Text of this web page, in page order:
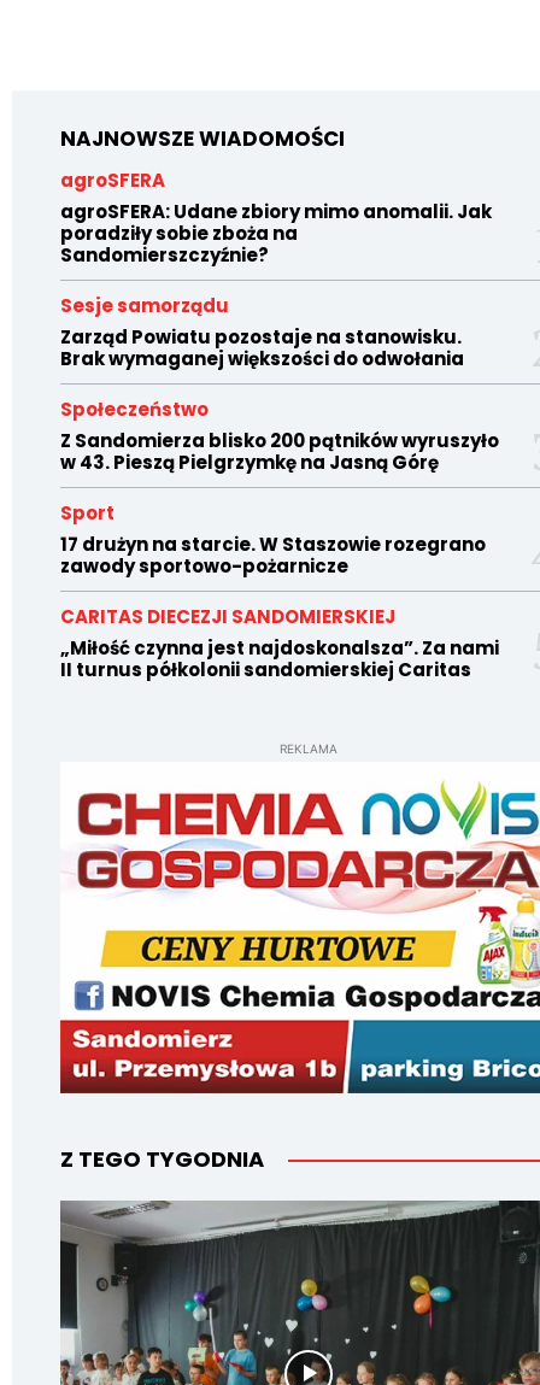
NAJNOWSZE WIADOMOŚCI
agroSFERA
agroSFERA: Udane zbiory mimo anomalii. Jak
poradziły sobie zboża na
Sandomierszczyźnie?
Sesje samorządu
Zarząd Powiatu pozostaje na stanowisku.
Brak wymaganej większości do odwołania
Społeczeństwo
Z Sandomierza blisko 200 pątników wyruszyło
w 43. Pieszą Pielgrzymkę na Jasną Górę
Sport
17 drużyn na starcie. W Staszowie rozegrano
zawody sportowo-pożarnicze
CARITAS DIECEZJI SANDOMIERSKIEJ
„Miłość czynna jest najdoskonalsza”. Za nami
II turnus półkolonii sandomierskiej Caritas
REKLAMA
Z TEGO TYGODNIA